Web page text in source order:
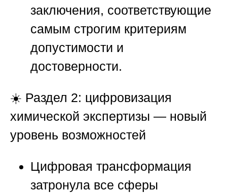
заключения, соответствующие
самым строгим критериям
допустимости и
достоверности.
☀️ Раздел 2: цифровизация
химической экспертизы — новый
уровень возможностей
Цифровая трансформация
затронула все сферы